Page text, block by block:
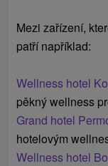
Mezi zařízení,
patří například:
Wellness hotel
pěkný wellness
Grand hotel
hotelovým
Wellness hotel